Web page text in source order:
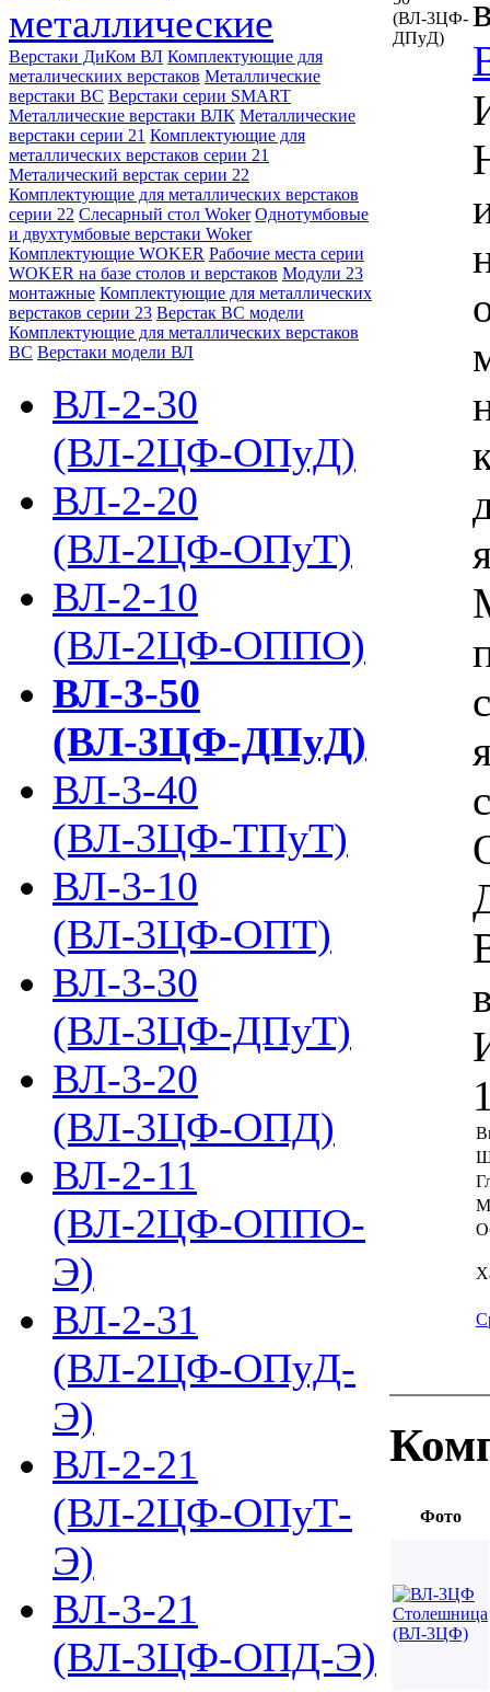
металлические
Верстаки ДиКом ВЛ Комплектующие для
металическиих верстаков Металлические
верстаки ВС Верстаки серии SMART
Металлические верстаки ВЛК Металлические
верстаки серии 21 Комплектующие для
металлических верстаков серии 21
Металический верстак серии 22
Комплектующие для металлических верстаков
серии 22 Слесарный стол Woker Однотумбовые
и двухтумбовые верстаки Woker
Комплектующие WOKER Рабочие места серии
WOKER на базе столов и верстаков Модули 23
монтажные Комплектующие для металлических
верстаков серии 23 Верстак ВС модели
Комплектующие для металлических верстаков
ВС Верстаки модели ВЛ
ВЛ-2-30
(ВЛ-2ЦФ-ОПуД)
ВЛ-2-20
(ВЛ-2ЦФ-ОПуТ)
ВЛ-2-10
(ВЛ-2ЦФ-ОППО)
ВЛ-3-50
(ВЛ-3ЦФ-ДПуД)
ВЛ-3-40
(ВЛ-3ЦФ-ТПуТ)
ВЛ-3-10
(ВЛ-3ЦФ-ОПТ)
ВЛ-3-30
(ВЛ-3ЦФ-ДПуТ)
ВЛ-3-20
(ВЛ-3ЦФ-ОПД)
ВЛ-2-11
(ВЛ-2ЦФ-ОППО-
Э)
ВЛ-2-31
(ВЛ-2ЦФ-ОПуД-
Э)
ВЛ-2-21
(ВЛ-2ЦФ-ОПуТ-
Э)
ВЛ-3-21
(ВЛ-3ЦФ-ОПД-Э)
Фото